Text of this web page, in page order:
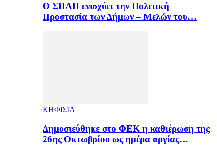
Ο ΣΠΑΠ ενισχύει την Πολιτική
Προστασία των Δήμων – Μελών του…
ΚΗΦΙΣΙΑ
Δημοσιεύθηκε στο ΦΕΚ η καθιέρωση της
26ης Οκτωβρίου ως ημέρα αργίας…